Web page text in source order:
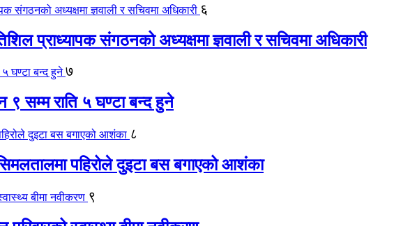
६
प्राध्यापक संगठनको अध्यक्षमा ज्ञवाली र सचिवमा अधिकारी
७
सम्म राति ५ घण्टा बन्द हुने
८
पहिरोले दुइटा बस बगाएको आशंका
९